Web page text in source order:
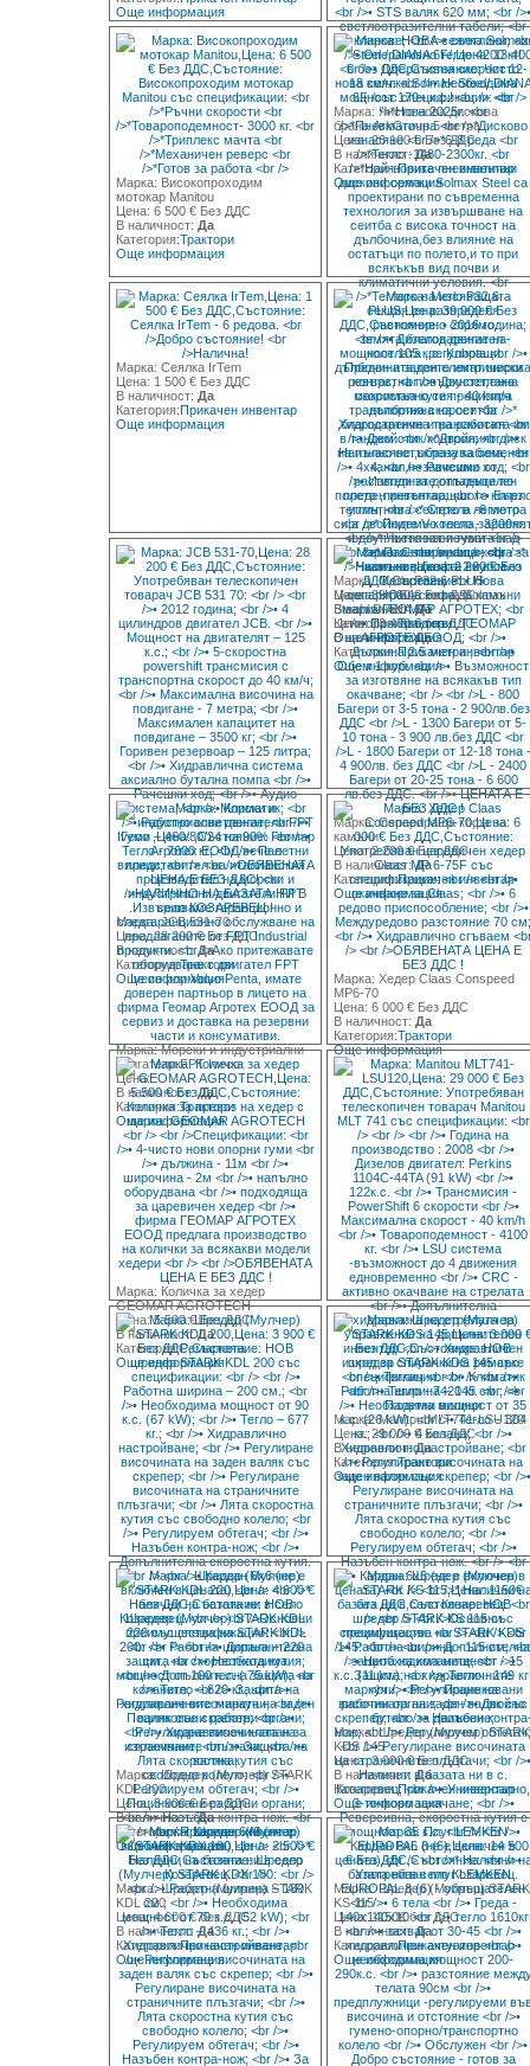
Още информация
Марка: Чисто нова дискова
брана ArkGroup 5 метра
Цена: 26 100 € Без ДДС
В наличност:Да
Категория:Прикачен инвентар
Още информация
Марка: Високопроходим
мотокар Manitou
Цена: 6 500 € Без ДДС
В наличност: Да
Категория:Трактори
Още информация
Марка: НОВА сеялка Solmax
Steel / DIANA 6F/
Цена: 13 400 € без ДДС
В наличност:Да
Категория:Прикачен инвентар
Още информация
Марка: Сеялка IrTem
Цена: 1 500 € Без ДДС
В наличност: Да
Категория:Прикачен инвентар
Още информация
Марка: Merlo P32.6 PLUS
Цена: 39 000 € Без ДДС
В наличност:Да
Категория:Трактори
Още информация
Марка: JCB 531-70
Цена: 28 200 € Без ДДС
В наличност:Да
Категория:Трактори
Още информация
Марка: Сепарираща кофа за
камъни
Цена: 2 200 € Без ДДС
В наличност:Да
Категория:Прикачен инвентар
Още информация
Марка: Морски и индустриални
двигатели FPT Iveco
Цена:
В наличност:Да
Категория:Трактори
Още информация
Марка: Хедер Claas Conspeed
MP6-70
Цена: 6 000 € Без ДДС
В наличност:Да
Категория:Трактори
Още информация
Марка: Количка за хедер
GEOMAR AGROTECH
Цена: 5 500 € Без ДДС
В наличност:Да
Категория:Ремаркета
Още информация
Марка: Manitou MLT741-LSU120
Цена: 29 000 € Без ДДС
В наличност:Да
Категория:Трактори
Още информация
Марка: Шредер (Мулчер) STARK
KDL 200
Цена: 3 900 € Без ДДС
В наличност:Да
Категория:Прикачен инвентар
Още информация
Марка: Шредер (Мулчер) STARK
KDS 145
Цена: 3 000 € Без ДДС
В наличност:Да
Категория:Прикачен инвентар
Още информация
Марка: Шредер (Мулчер) STARK
KDL 220
Цена: 4 600 € без ДДС
В наличност:Да
Категория:Прикачен инвентар
Още информация
Марка: Шредер (Мулчер) STARK
KS 115
Цена: 1150€ без ДДС
В наличност:Да
Категория:Прикачен инвентар
Още информация